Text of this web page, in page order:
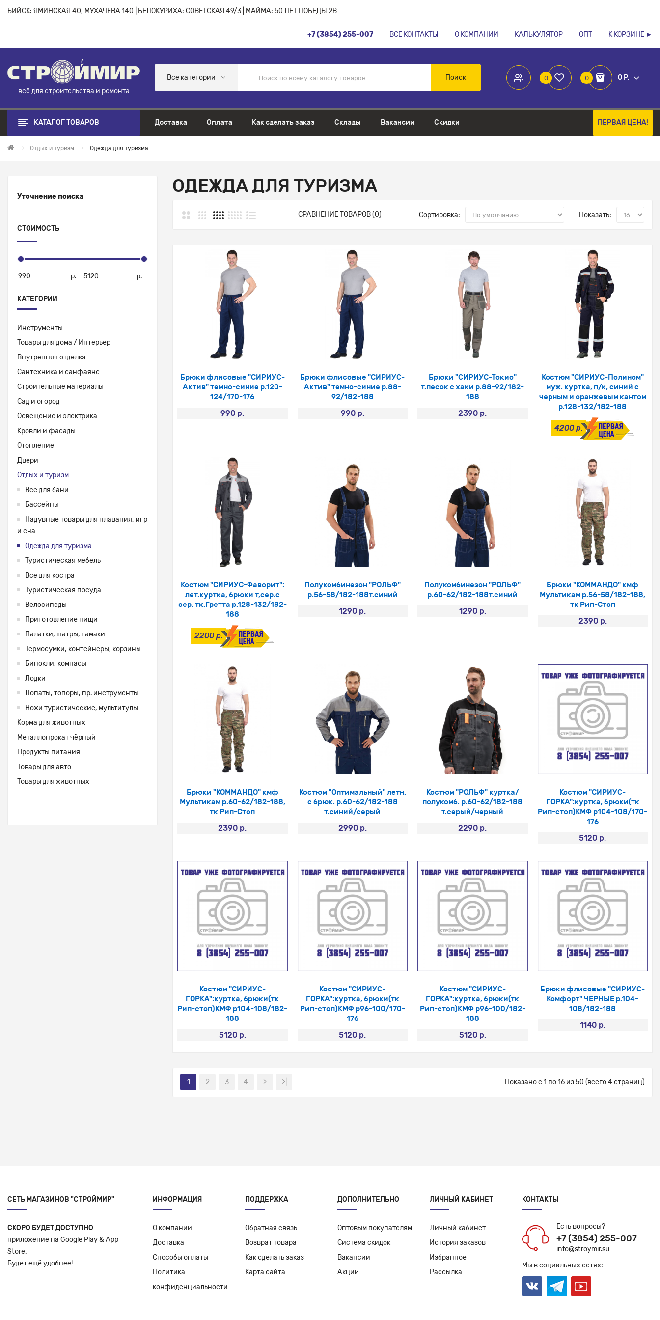
БИЙСК: ЯМИНСКАЯ 40, МУХАЧЁВА 140 | БЕЛОКУРИХА: СОВЕТСКАЯ 49/3 | МАЙМА: 50 ЛЕТ ПОБЕДЫ 2В
+7 (3854) 255-007 ВСЕ КОНТАКТЫ О КОМПАНИИ КАЛЬКУЛЯТОР ОПТ К КОРЗИНЕ ►
всё для строительства и ремонта
0 0 0 Р.
Все категории Поиск
КАТАЛОГ ТОВАРОВ Доставка Оплата Как сделать заказ Склады Вакансии Скидки ПЕРВАЯ ЦЕНА!
Отдых и туризм Одежда для туризма
Уточнение поиска
СТОИМОСТЬ
р. - р.
КАТЕГОРИИ
Инструменты
Товары для дома / Интерьер
Внутренняя отделка
Сантехника и санфаянс
Строительные материалы
Сад и огород
Освещение и электрика
Кровли и фасады
Отопление
Двери
Отдых и туризм
Все для бани
Бассейны
Надувные товары для плавания, игр
и сна
Одежда для туризма
Туристическая мебель
Все для костра
Туристическая посуда
Велосипеды
Приготовление пищи
Палатки, шатры, гамаки
Термосумки, контейнеры, корзины
Бинокли, компасы
Лодки
Лопаты, топоры, пр. инструменты
Ножи туристические, мультитулы
Корма для животных
Металлопрокат чёрный
Продукты питания
Товары для авто
Товары для животных
ОДЕЖДА ДЛЯ ТУРИЗМА
СРАВНЕНИЕ ТОВАРОВ (0) Сортировка: Показать:
Брюки флисовые "СИРИУС-
Актив" темно-синие р.120-
124/170-176
990 р.
Брюки флисовые "СИРИУС-
Актив" темно-синие р.88-
92/182-188
990 р.
Брюки "СИРИУС-Токио"
т.песок с хаки р.88-92/182-
188
2390 р.
Костюм "СИРИУС-Полином"
муж. куртка, п/к, синий с
черным и оранжевым кантом
р.128-132/182-188
4200 р.
Костюм "СИРИУС-Фаворит":
лет.куртка, брюки т,сер.с
сер. тк.Гретта р.128-132/182-
188
2200 р.
Полукомбинезон "РОЛЬФ"
р.56-58/182-188т.синий
1290 р.
Полукомбинезон "РОЛЬФ"
р.60-62/182-188т.синий
1290 р.
Брюки "КОММАНДО" кмф
Мультикам р.56-58/182-188,
тк Рип-Стоп
2390 р.
Брюки "КОММАНДО" кмф
Мультикам р.60-62/182-188,
тк Рип-Стоп
2390 р.
Костюм "Оптимальный" летн.
с брюк. р.60-62/182-188
т.синий/серый
2990 р.
Костюм "РОЛЬФ" куртка/
полукомб. р.60-62/182-188
т.серый/черный
2290 р.
Костюм "СИРИУС-
ГОРКА":куртка, брюки(тк
Рип-стоп)КМФ р104-108/170-
176
5120 р.
Костюм "СИРИУС-
ГОРКА":куртка, брюки(тк
Рип-стоп)КМФ р104-108/182-
188
5120 р.
Костюм "СИРИУС-
ГОРКА":куртка, брюки(тк
Рип-стоп)КМФ р96-100/170-
176
5120 р.
Костюм "СИРИУС-
ГОРКА":куртка, брюки(тк
Рип-стоп)КМФ р96-100/182-
188
5120 р.
Брюки флисовые "СИРИУС-
Комфорт" ЧЕРНЫЕ р.104-
108/182-188
1140 р.
1 2 3 4 > >| Показано с 1 по 16 из 50 (всего 4 страниц)
СЕТЬ МАГАЗИНОВ "СТРОЙМИР"
СКОРО БУДЕТ ДОСТУПНО
приложение на Google Play & App
Store.
Будет ещё удобнее!
ИНФОРМАЦИЯ
О компании
Доставка
Способы оплаты
Политика
конфиденциальности
ПОДДЕРЖКА
Обратная связь
Возврат товара
Как сделать заказ
Карта сайта
ДОПОЛНИТЕЛЬНО
Оптовым покупателям
Система скидок
Вакансии
Акции
ЛИЧНЫЙ КАБИНЕТ
Личный кабинет
История заказов
Избранное
Рассылка
КОНТАКТЫ
Есть вопросы?
+7 (3854) 255-007
info@stroymir.su
Мы в социальных сетях: